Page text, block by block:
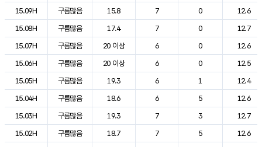
15.09H
구름많음 15.8 7 0
12.6
15.08H
구름많음 17.4 7 0
12.7
15.07H
구름많음 20 이상 6 0
12.6
15.06H
구름많음 20 이상 6 0
12.5
15.05H
구름많음 19.3 6 1
12.4
15.04H
구름많음 18.6 6 5
12.6
15.03H
구름많음 19.3 7 3
12.7
15.02H
구름많음 18.7 7 5
12.6